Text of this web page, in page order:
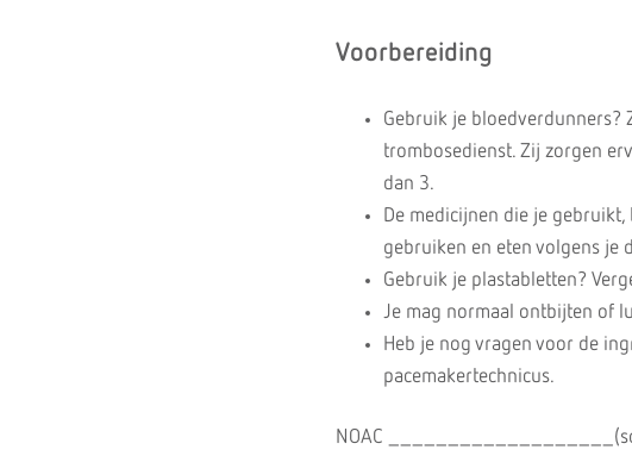
Voorbereiding
Gebruik je bloedverdunners?
trombosedienst. Zij zorgen
dan 3.
De medicijnen die je
gebruiken en eten volgens je
Gebruik je plastabletten?
Je mag normaal ontbijten of
Heb je nog vragen voor de
pacemakertechnicus.
NOAC